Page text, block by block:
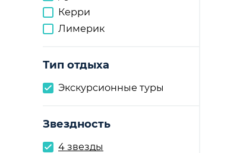
Керри
Лимерик
Тип отдыха
Экскурсионные туры
Звездность
4 звезды